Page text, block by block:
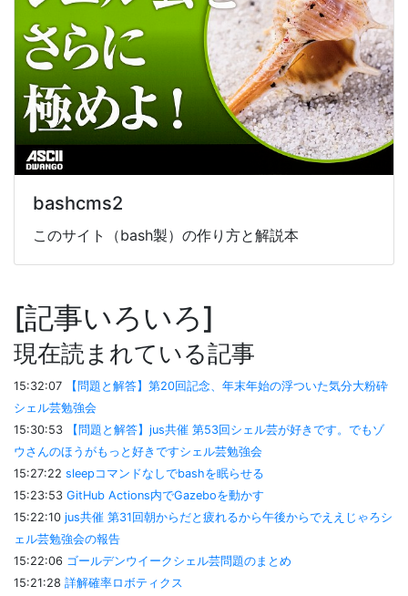
bashcms2
このサイト（bash製）の作り方と解説本
記事いろいろ
現在読まれている記事
15:32:07
【問題と解答】第20回記念、年末年始の浮ついた気分大粉砕
シェル芸勉強会
15:30:53
【問題と解答】jus共催 第53回シェル芸が好きです。でもゾ
ウさんのほうがもっと好きですシェル芸勉強会
15:27:22 sleepコマンドなしでbashを眠らせる
15:23:53 GitHub Actions内でGazeboを動かす
15:22:10 jus共催 第31回朝からだと疲れるから午後からでええじゃろシ
ェル芸勉強会の報告
15:22:06 ゴールデンウイークシェル芸問題のまとめ
15:21:28 詳解確率ロボティクス